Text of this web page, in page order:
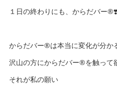
１日の終わりにも、からだバー®️❣️
からだバー®️は本当に変化が分か
沢山の方にからだバー®️を触って
それが私の願い